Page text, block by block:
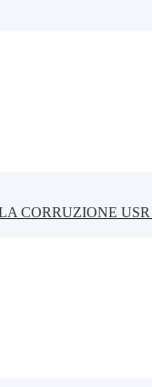
CORRUZIONE